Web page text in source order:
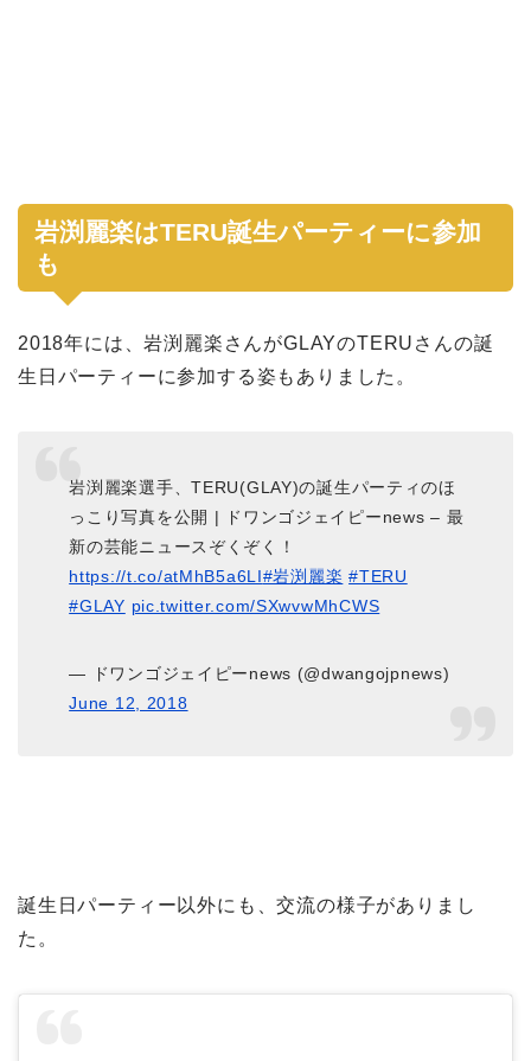
岩渕麗楽はTERU誕生パーティーに参加
も
2018年には、岩渕麗楽さんがGLAYのTERUさんの誕
生日パーティーに参加する姿もありました。
岩渕麗楽選手、TERU(GLAY)の誕生パーティのほ
っこり写真を公開 | ドワンゴジェイピーnews – 最
新の芸能ニュースぞくぞく！
https://t.co/atMhB5a6LI#岩渕麗楽 #TERU
#GLAY pic.twitter.com/SXwvwMhCWS
— ドワンゴジェイピーnews (@dwangojpnews)
June 12, 2018
誕生日パーティー以外にも、交流の様子がありまし
た。